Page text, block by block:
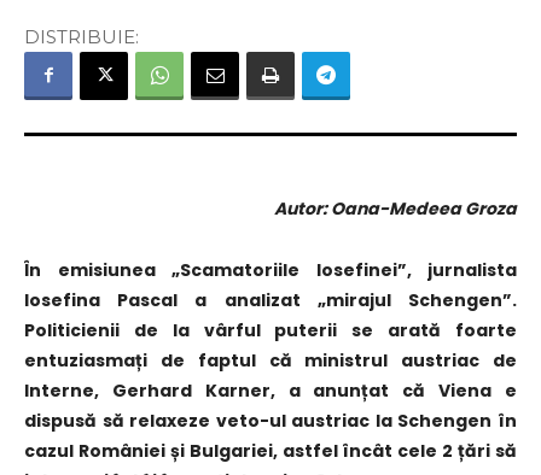
DISTRIBUIE:
Autor: Oana-Medeea Groza
În emisiunea „Scamatoriile Iosefinei”, jurnalista
Iosefina Pascal a analizat „mirajul Schengen”.
Politicienii de la vârful puterii se arată foarte
entuziasmați de faptul că ministrul austriac de
Interne, Gerhard Karner, a anunțat că Viena e
dispusă să relaxeze veto-ul austriac la Schengen în
cazul României și Bulgariei, astfel încât cele 2 țări să